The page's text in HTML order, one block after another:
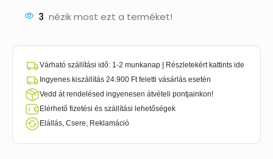
3 nézik most ezt a terméket!
Várható szállítási idő: 1-2 munkanap | Részletekért kattints ide
Ingyenes kiszállítás 24.900 Ft feletti vásárlás esetén
Vedd át rendelésed ingyenesen átvételi pontjainkon!
Elérhető fizetési és szállítási lehetőségek
Elállás, Csere, Reklamáció